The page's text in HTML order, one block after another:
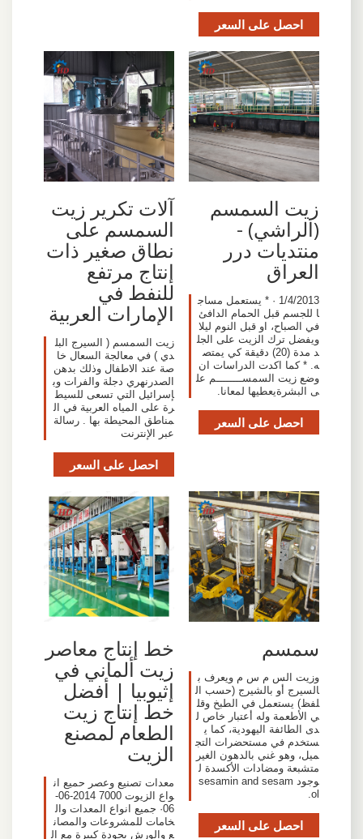
احصل على السعر
زيت السمسم
(الراشي) -
منتديات درر
العراق
1/4/2013 · * يستعمل مساج
ا للجسم قبل الحمام الدافئ
في الصباح، او قبل النوم ليلا
ويفضل ترك الزيت على الجل
د مدة (20) دقيقة كي يمتص
ه. * كما اكدت الدراسات ان
وضع زيت السمســــــــم عل
ى البشرةيعطيها لمعانا.
احصل على السعر
آلات تكرير زيت
السمسم على
نطاق صغير ذات
إنتاج مرتفع
للنفط في
الإمارات العربية
زيت السمسم ( السيرج البل
دي ) في معالجة السعال خا
صة عند الاطفال وذلك بدهن
الصدرنهري دجلة والفرات وب
إسرائيل التي تسعى للسيط
رة على المياه العربية في ال
مناطق المحيطة بها . رسالة
عبر الإنترنت
احصل على السعر
سمسم
وزيت الس م س م ويعرف ب
السيرج أو بالشيرج (حسب ال
لفظ) يستعمل في الطبخ وقل
ي الأطعمة وله أعتبار خاص ل
دى الطائفة اليهودية، كما ي
ستخدم في مستحضرات التج
ميل، وهو غني بالدهون الغير
متشبعة ومضادات الأكسدة ل
وجود sesamin and sesam
ol.
احصل على السعر
خط إنتاج معاصر
زيت ألماني في
إثيوبيا | أفضل
خط إنتاج زيت
الطعام لمصنع
الزيت
معدات تصنيع وعصر حميع ان
واع الزيوت 7000 2014-06-
06· جميع انواع المعدات وال
خامات للمشروعات والمصان
ع والورش بجودة كبيرة مع ال